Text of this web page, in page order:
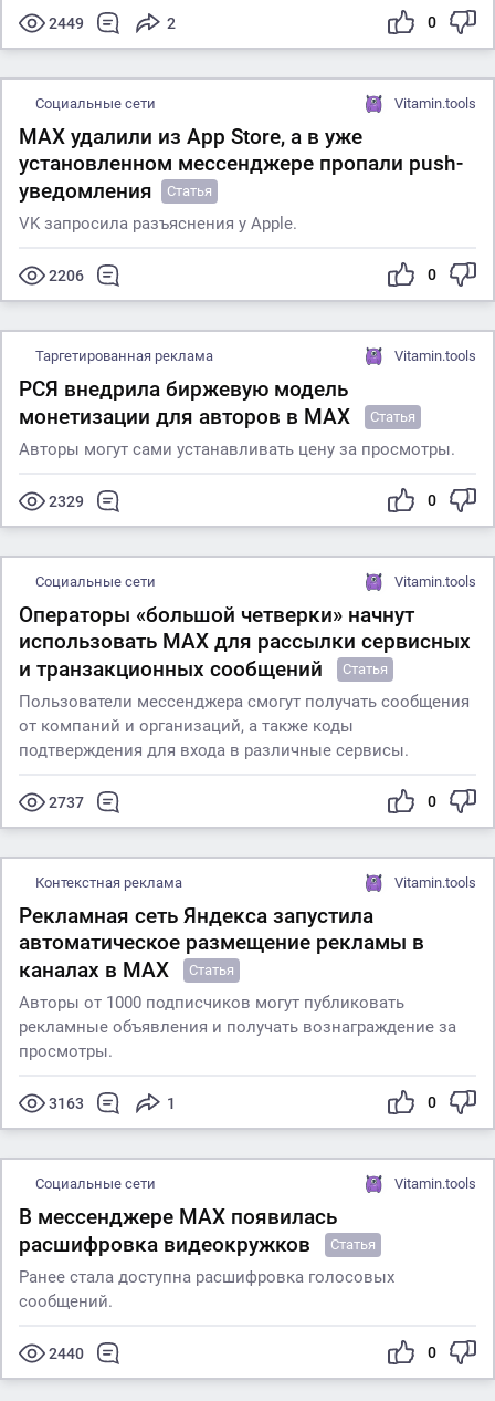
2449 2 0
Социальные сети Vitamin.tools
MAX удалили из App Store, а в уже
установленном мессенджере пропали push-
уведомления
Статья
VK запросила разъяснения у Apple.
2206 0
Таргетированная реклама Vitamin.tools
РСЯ внедрила биржевую модель
монетизации для авторов в МАХ
Статья
Авторы могут сами устанавливать цену за просмотры.
2329 0
Социальные сети Vitamin.tools
Операторы «большой четверки» начнут
использовать МАХ для рассылки сервисных
и транзакционных сообщений
Статья
Пользователи мессенджера смогут получать сообщения
от компаний и организаций, а также коды
подтверждения для входа в различные сервисы.
2737 0
Контекстная реклама Vitamin.tools
Рекламная сеть Яндекса запустила
автоматическое размещение рекламы в
каналах в MAX
Статья
Авторы от 1000 подписчиков могут публиковать
рекламные объявления и получать вознаграждение за
просмотры.
3163 1 0
Социальные сети Vitamin.tools
В мессенджере MAX появилась
расшифровка видеокружков
Статья
Ранее стала доступна расшифровка голосовых
сообщений.
2440 0